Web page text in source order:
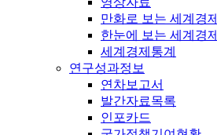
만화로 보는 세계경제
한눈에 보는 세계경제
세계경제통계
연구성과정보
연차보고서
발간자료목록
인포카드